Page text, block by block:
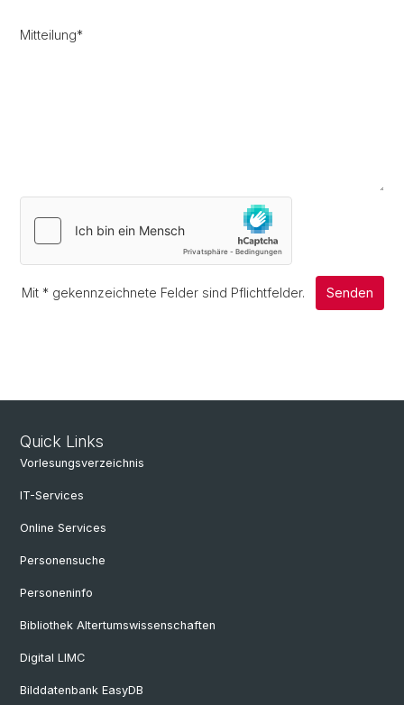
Mitteilung*
Mit * gekennzeichnete Felder sind Pflichtfelder. Senden
Quick Links
Vorlesungsverzeichnis
IT-Services
Online Services
Personensuche
Personeninfo
Bibliothek Altertumswissenschaften
Digital LIMC
Bilddatenbank EasyDB